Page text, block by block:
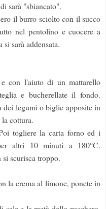
sarà "sbiancato".
il burro sciolto con il succo
nel pentolino e cuocere a
sarà addensata.
con l'aiuto di un mattarello
e bucherellate il fondo.
dei legumi o biglie apposite in
cottura.
togliere la carta forno ed i
altri 10 minuti a 180°C.
scurisca troppo.
la crema al limone, ponete in